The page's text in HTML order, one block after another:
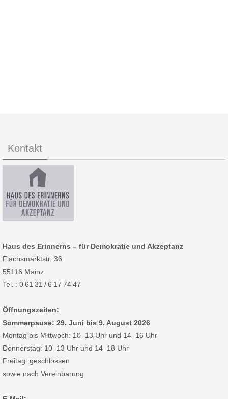
Kontakt
Haus des Erinnerns – für Demokratie und Akzeptanz
Flachsmarktstr. 36
55116 Mainz
Tel. : 0 61 31 / 6 17 74 47
Öffnungszeiten:
Sommerpause: 29. Juni bis 9. August 2026
Montag bis Mittwoch: 10–13 Uhr und 14–16 Uhr
Donnerstag: 10–13 Uhr und 14–18 Uhr
Freitag: geschlossen
sowie nach Vereinbarung